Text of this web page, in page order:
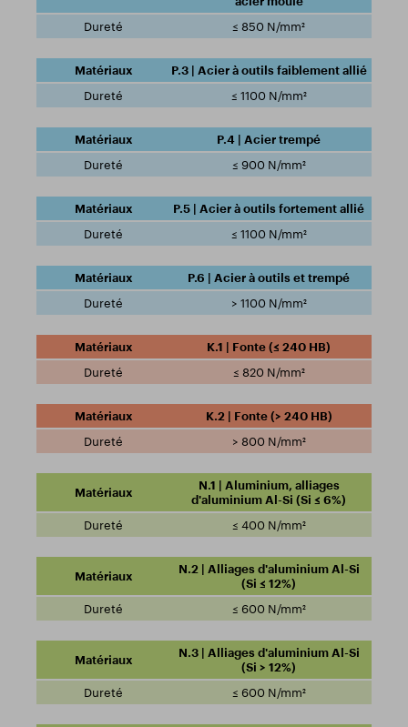
≤ 850 N/mm²
P.3 | Acier à outils faiblement allié
≤ 1100 N/mm²
P.4 | Acier trempé
≤ 900 N/mm²
P.5 | Acier à outils fortement allié
≤ 1100 N/mm²
P.6 | Acier à outils et trempé
> 1100 N/mm²
K.1 | Fonte (≤ 240 HB)
≤ 820 N/mm²
K.2 | Fonte (> 240 HB)
> 800 N/mm²
N.1 | Aluminium, alliages
d'aluminium Al-Si (Si ≤ 6%)
≤ 400 N/mm²
N.2 | Alliages d'aluminium Al-Si
(Si ≤ 12%)
≤ 600 N/mm²
N.3 | Alliages d'aluminium Al-Si
(Si > 12%)
≤ 600 N/mm²